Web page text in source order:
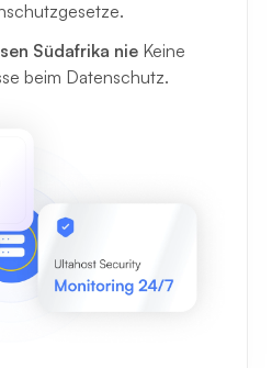
Südafrika nieKeine
beim Datenschutz.